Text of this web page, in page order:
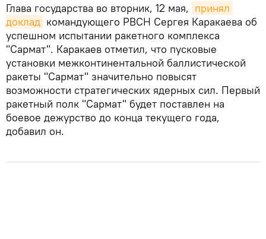
Глава государства во вторник, 12 мая, принял
доклад командующего РВСН Сергея Каракаева об
успешном испытании ракетного комплекса
"Сармат". Каракаев отметил, что пусковые
установки межконтинентальной баллистической
ракеты "Сармат" значительно повысят
возможности стратегических ядерных сил. Первый
ракетный полк "Сармат" будет поставлен на
боевое дежурство до конца текущего года,
добавил он.